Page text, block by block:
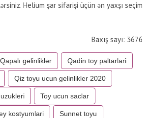
Helium şar sifarişi üçün ən yaxşı seçim
Baxış sayı: 3676
Qapalı gəlinliklər Qadin toy paltarlari
Qiz toyu ucun gelinlikler 2020
Toy ucun saclar
kostyumlari Sunnet toyu